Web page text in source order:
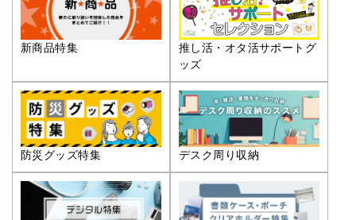
新商品特集
推し活・オタ活サポートグ
ッズ
防災グッズ特集 デスク周り収納